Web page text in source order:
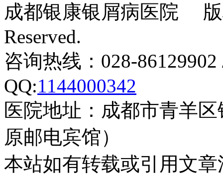
成都银康银屑病医院 版
Reserved.
咨询热线：028-
QQ:1144000342
医院地址：成都市青羊
原邮电宾馆）
本站如有转载或引用文